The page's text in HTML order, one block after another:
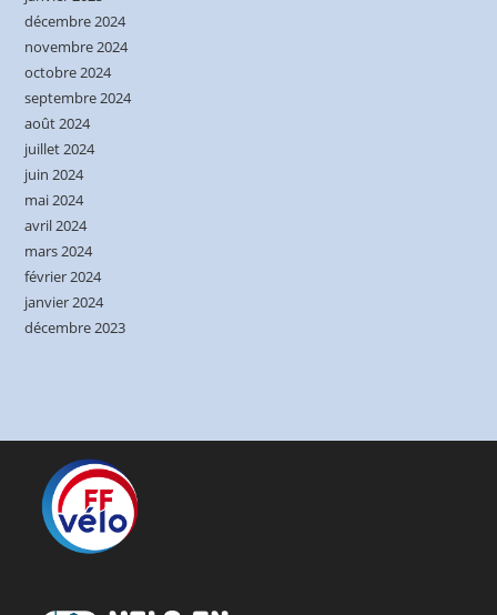
décembre 2024
novembre 2024
octobre 2024
septembre 2024
août 2024
juillet 2024
juin 2024
mai 2024
avril 2024
mars 2024
février 2024
janvier 2024
décembre 2023